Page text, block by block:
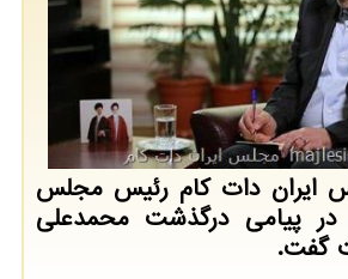
ایران دات كام رئیس مجلس
در پیامی درگذشت محمدعلی
گفت.